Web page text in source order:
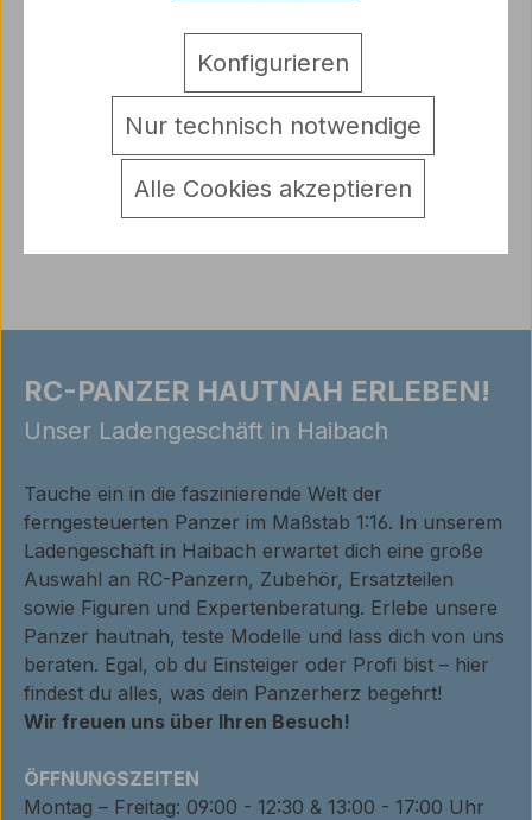
Winter Metallkette Späte Version Panther Ausf. G/F
und Jagdpanther 1:16 Taigen High Quality
Metallketten mit Eisgrei…Mehr
Warnhinweise
Bewertungen
RC-PANZER HAUTNAH ERLEBEN!
Unser Ladengeschäft in Haibach
Tauche ein in die faszinierende Welt der
ferngesteuerten Panzer im Maßstab 1:16. In unserem
Ladengeschäft in Haibach erwartet dich eine große
Auswahl an RC-Panzern, Zubehör, Ersatzteilen
sowie Figuren und Expertenberatung. Erlebe unsere
Panzer hautnah, teste Modelle und lass dich von uns
beraten. Egal, ob du Einsteiger oder Profi bist – hier
findest du alles, was dein Panzerherz begehrt!
Wir freuen uns über Ihren Besuch!
ÖFFNUNGSZEITEN
Montag – Freitag: 09:00 - 12:30 & 13:00 - 17:00 Uhr
Nur technisch notwendige
Konfigurieren
Alle Cookies akzeptieren